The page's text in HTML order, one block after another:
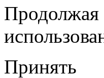
Продолжая
Принять